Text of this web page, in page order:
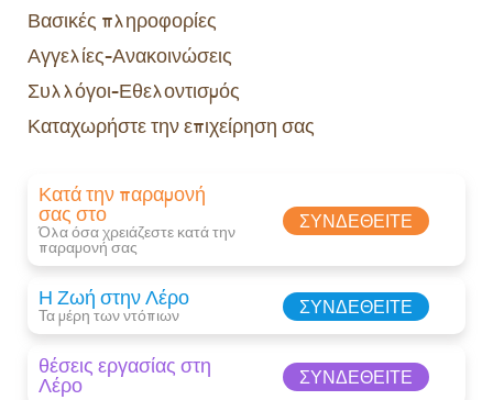
Βασικές πληροφορίες
Αγγελίες-Ανακοινώσεις
Συλλόγοι-Εθελοντισμός
Καταχωρήστε την επιχείρηση σας
Κατά την παραμονή
σας στο
Όλα όσα χρειάζεστε κατά την
παραμονή σας​
ΣΥΝΔΕΘΕΊΤΕ
Η Ζωή στην Λέρο
Τα μέρη των ντόπιων ΣΥΝΔΕΘΕΊΤΕ
θέσεις εργασίας στη
Λέρο ΣΥΝΔΕΘΕΊΤΕ